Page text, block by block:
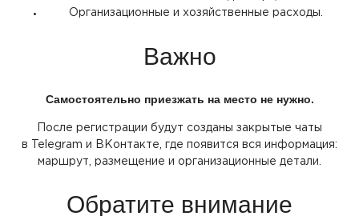
Организационные и хозяйственные расходы.
Важно
Самостоятельно приезжать на место не нужно.
После регистрации будут созданы закрытые чаты
в Telegram и ВКонтакте, где появится вся информация:
маршрут, размещение и организационные детали.
Обратите внимание